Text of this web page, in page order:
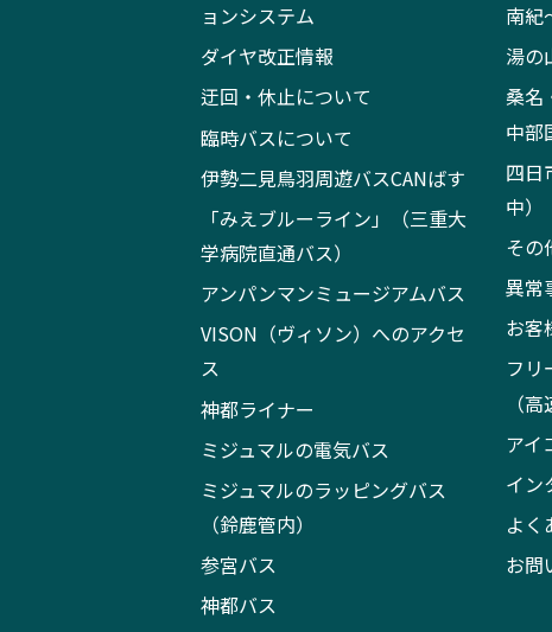
ョンシステム
ダイヤ改正情報
迂回・休止について
臨時バスについて
伊勢二見鳥羽周遊バスCANばす
「みえブルーライン」（三重大
学病院直通バス）
アンパンマンミュージアムバス
VISON（ヴィソン）へのアクセ
ス
神都ライナー
ミジュマルの電気バス
ミジュマルのラッピングバス
（鈴鹿管内）
参宮バス
神都バス
南紀
湯の
桑名
中部
四日
中）
その
異常
お客
フリ
（
アイ
イン
よく
お問